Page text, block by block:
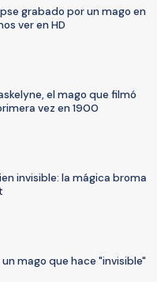
grabado por un mago en
ver en HD
el mago que filmó
vez en 1900
invisible: la mágica broma
un mago que hace "invisible"